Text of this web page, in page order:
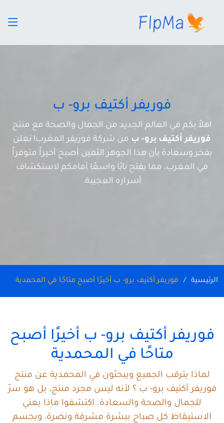
فوريفر أكتيف برو- ب
اهلاً بكم في العالم الجديد من الجمال والصحة مع منتج
فوريفر أكتيف برو- ب من شركة فوريفر المغرب! نعلن
بفخر وسعادة بأن هذا الجوهر الثمين أصبح أخيراً متوفراً
في المغرب، مما يفتح بابًا واسعًا أمامكم لاستكشاف
أسراره العجيبة.
الرئيسية فوريفر أكتيف برو- ب أخيرًا أصبح متاحًا في المحمدية
فوريفر أكتيف برو- ب أخيرًا أصبح
متاحًا في المحمدية
لماذا يترقب الجميع ويبحثون في المحمدية عن منتج
فوريفر أكتيف برو- ب ؟ لأنه ليس مجرد منتج، بل هو سرّ
للجمال والصحة والسعادة. اكتشفوا ماذا يعني
الاستيقاظ كل صباح ببشرة مشرقة ونضرة، وبجسم